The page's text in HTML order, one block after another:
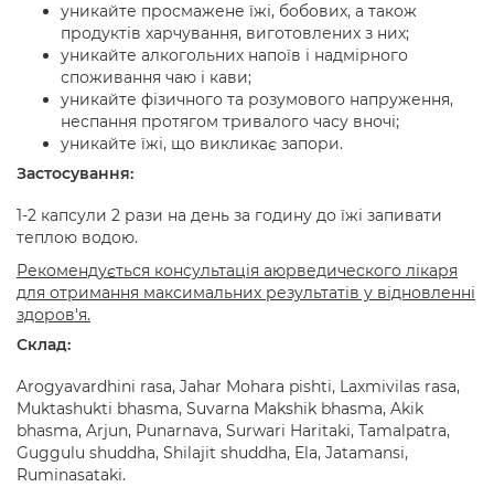
уникайте просмажене їжі, бобових, а також
продуктів харчування, виготовлених з них;
уникайте алкогольних напоїв і надмірного
споживання чаю і кави;
уникайте фізичного та розумового напруження,
неспання протягом тривалого часу вночі;
уникайте їжі, що викликає запори.
Застосування:
1-2 капсули 2 рази на день за годину до їжі запивати
теплою водою.
Рекомендується консультація аюрведического лікаря
для отримання максимальних результатів у відновленні
здоров'я.
Склад:
Arogyavardhini rasa, Jahar Mohara pishti, Laxmivilas rasa,
Muktashukti bhasma, Suvarna Makshik bhasma, Akik
bhasma, Arjun, Punarnava, Surwari Haritaki, Tamalpatra,
Guggulu shuddha, Shilajit shuddha, Ela, Jatamansi,
Ruminasataki.